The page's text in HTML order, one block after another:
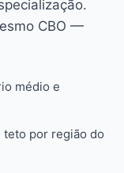
CBO —
médio e
teto por região do